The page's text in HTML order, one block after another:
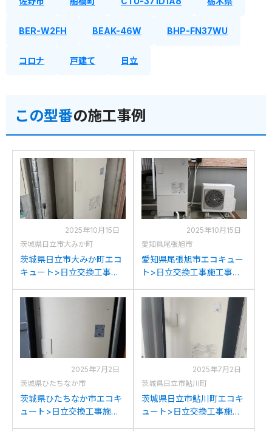
BER-W2FH BEAK-46W BHP-FN37WU
コロナ 戸建て 日立
この型番の施工事例
2025年10月15日
茨城県日立市大みか町
茨城県日立市大みか町エコ
キュート>日立交換工事施
から日立BHP-FN37WUへ
の交換
2025年10月15日
愛知県尾張旭市
愛知県尾張旭市エコキュー
ト>日立交換工事施工事
370SGQCから日立BHP-
FN37WUへの交換
2025年7月2日
茨城県ひたちなか市
茨城県ひたちなか市エコキ
ュート>日立交換工事施工
2025年7月2日
茨城県日立市鮎川町
茨城県日立市鮎川町エコキ
ュート>日立交換工事施工